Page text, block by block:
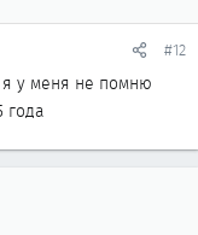
#12
я у меня не помню
года